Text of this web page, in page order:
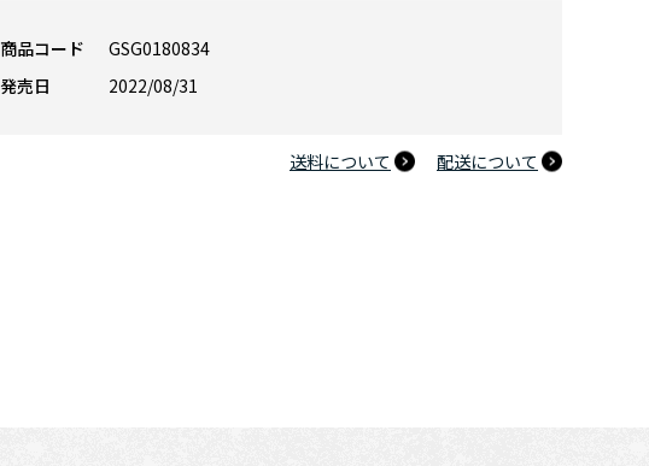
ゴジラVSデストロイア Tシャツ【大人用】
商品コード
GSG0180834
発売日
2022/08/31
送料について 配送について